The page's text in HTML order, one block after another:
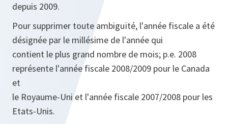
depuis 2009.
Pour supprimer toute ambiguïté, l'année fiscale a été
désignée par le millésime de l'année qui
contient le plus grand nombre de mois; p.e. 2008
représente l'année fiscale 2008/2009 pour le Canada
et
le Royaume-Uni et l'année fiscale 2007/2008 pour les
Etats-Unis.